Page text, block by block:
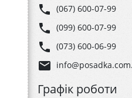
phone (067) 600-07-99
phone (099) 600-07-99
phone (073) 600-06-99
email
Графік роботи